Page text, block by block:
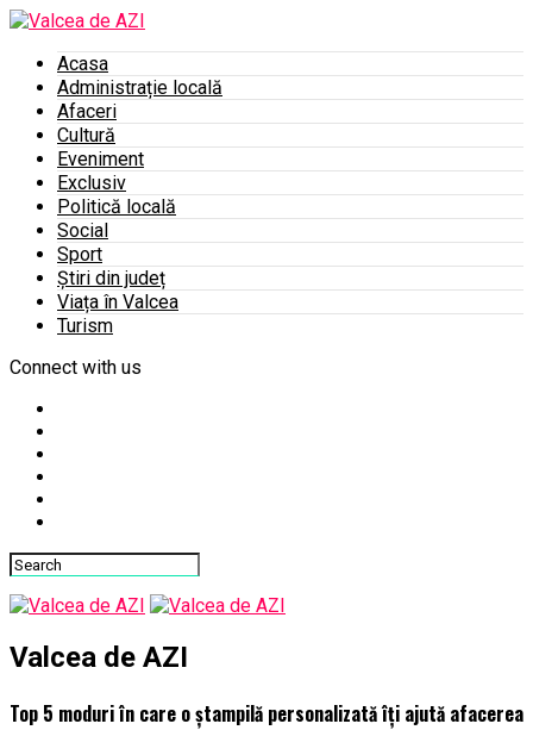
Acasa
Administrație locală
Afaceri
Cultură
Eveniment
Exclusiv
Politică locală
Social
Sport
Știri din județ
Viața în Valcea
Turism
Connect with us
Valcea de AZI
Top 5 moduri în care o ștampilă personalizată îți ajută afacerea